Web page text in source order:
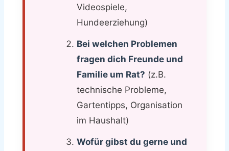
Videospiele,
Hundeerziehung)
Bei welchen Problemen
fragen dich Freunde und
Familie um Rat? (z.B.
technische Probleme,
Gartentipps, Organisation
im Haushalt)
Wofür gibst du gerne und